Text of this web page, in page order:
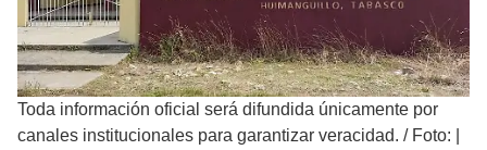
Toda información oficial será difundida únicamente por
canales institucionales para garantizar veracidad. / Foto: |